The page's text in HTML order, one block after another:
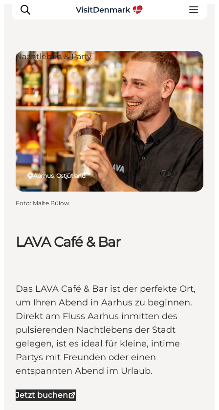
Inspiration
Regionen
Erlebnisse
Unterkünfte
Reiseplanung
LAVA Café & Bar
Das LAVA Café & Bar ist der perfekte Ort,
um Ihren Abend in Aarhus zu beginnen.
Direkt am Fluss Aarhus inmitten des
pulsierenden Nachtlebens der Stadt
gelegen, ist es ideal für kleine, intime
Partys mit Freunden oder einen
entspannten Abend im Urlaub.
Jetzt buchen
Aarhus, Ostjütland
Nachtleben & Party
Foto: Malte Bülow